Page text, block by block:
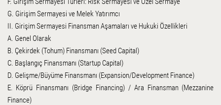
G. Girişim Sermayesi ve Melek Yatırımcı
II. Girişim Sermayesi Finansman Aşamaları ve Hukuki Özellikleri
A. Genel Olarak
B. Çekirdek (Tohum) Finansmanı (Seed Capital)
C. Başlangıç Finansmanı (Startup Capital)
D. Gelişme/Büyüme Finansmanı (Expansion/Development Finance)
E. Köprü Finansmanı (Bridge Financing) / Ara Finansman (Mezzanine
Finance)